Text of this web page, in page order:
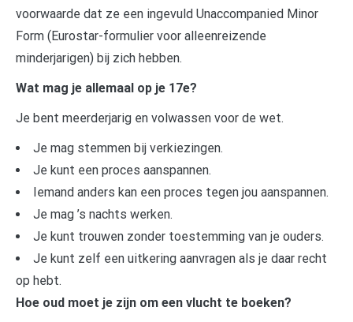
voorwaarde dat ze een ingevuld Unaccompanied Minor
Form (Eurostar-formulier voor alleenreizende
minderjarigen) bij zich hebben.
Wat mag je allemaal op je 17e?
Je bent meerderjarig en volwassen voor de wet.
Je mag stemmen bij verkiezingen.
Je kunt een proces aanspannen.
Iemand anders kan een proces tegen jou aanspannen.
Je mag ’s nachts werken.
Je kunt trouwen zonder toestemming van je ouders.
Je kunt zelf een uitkering aanvragen als je daar recht
op hebt.
Hoe oud moet je zijn om een vlucht te boeken?